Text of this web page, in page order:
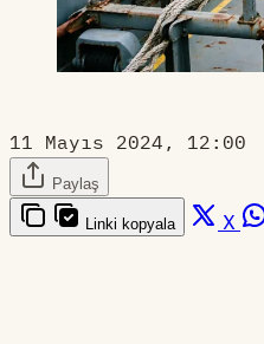
11 Mayıs 2024, 12:00
Paylaş
Linki kopyala X